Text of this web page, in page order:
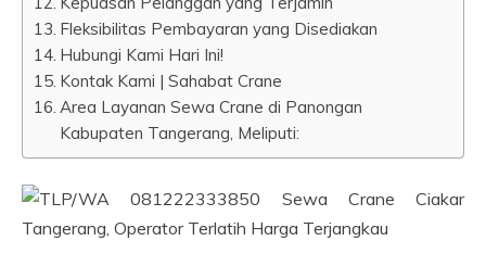
Fleksibilitas Pembayaran yang Disediakan
Hubungi Kami Hari Ini!
Kontak Kami | Sahabat Crane
Area Layanan Sewa Crane di Panongan
Kabupaten Tangerang, Meliputi: